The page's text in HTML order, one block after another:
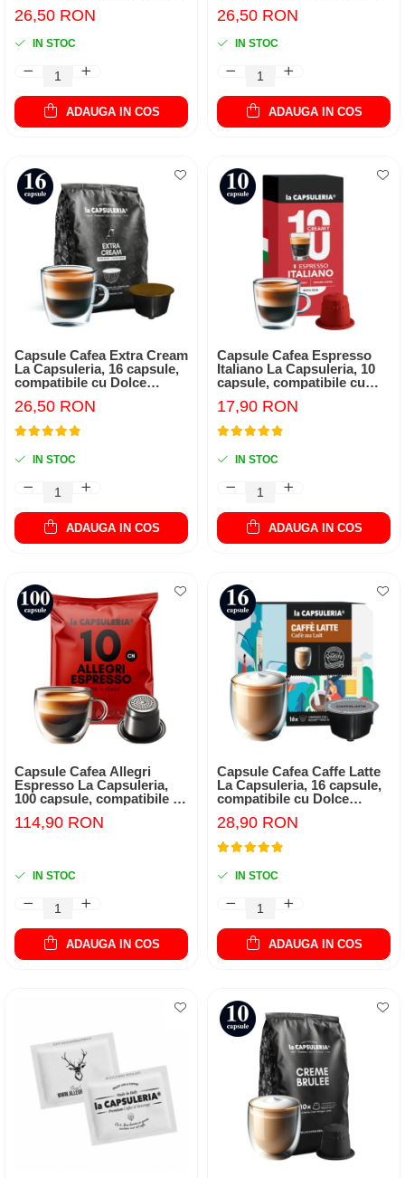
26,50 RON
IN STOC
ADAUGA IN COS
26,50 RON
IN STOC
ADAUGA IN COS
Capsule Cafea Extra Cream
La Capsuleria, 16 capsule,
compatibile cu Dolce
26,50 RON
IN STOC
ADAUGA IN COS
Capsule Cafea Espresso
Italiano La Capsuleria, 10
capsule, compatibile cu
17,90 RON
IN STOC
ADAUGA IN COS
Capsule Cafea Allegri
Espresso La Capsuleria,
100 capsule, compatibile cu
114,90 RON
IN STOC
ADAUGA IN COS
Capsule Cafea Caffe Latte
La Capsuleria, 16 capsule,
compatibile cu Dolce
28,90 RON
IN STOC
ADAUGA IN COS